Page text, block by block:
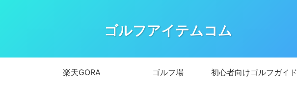
ゴルフアイテムコム
楽天GORA ゴルフ場 初心者向けゴルフガイド